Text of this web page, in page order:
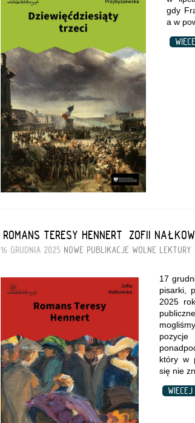
gdy
a w
„ROMANS TERESY HENNERT” ZOFII
16 GRUDNIA 2025 NOWE PUBLIKACJE WOLNE LEKTURY
17
pisarki,
2025
który w
się nie